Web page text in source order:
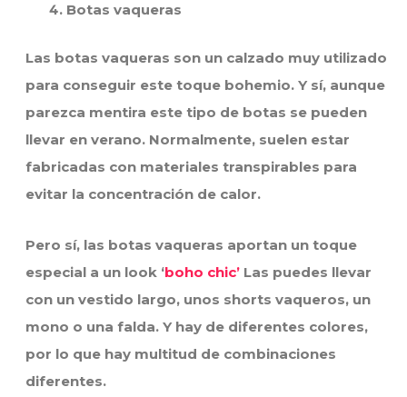
Botas vaqueras
Las botas vaqueras son un calzado muy utilizado
para conseguir este toque bohemio. Y sí, aunque
parezca mentira este tipo de botas se pueden
llevar en verano. Normalmente, suelen estar
fabricadas con materiales transpirables para
evitar la concentración de calor.
Pero sí, las botas vaqueras aportan un toque
especial a un look ‘boho chic’ Las puedes llevar
con un vestido largo, unos shorts vaqueros, un
mono o una falda. Y hay de diferentes colores,
por lo que hay multitud de combinaciones
diferentes.